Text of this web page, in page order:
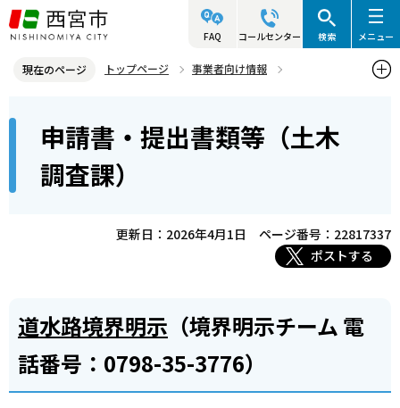
こ
の
ジ
頭
FAQ コールセンター 検索 メニュー
現在のページ トップページ
事業者向け情報
申請書・提出書類等（土木調査課）
申請書・提出書類等（土木
調査課）
更新日：2026年4月1日
ページ番号：22817337
ポストする
道水路境界明示 （境界明示チーム 電
話番号：0798-35-3776）